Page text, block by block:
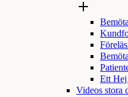
Ett Hej
Videos stora